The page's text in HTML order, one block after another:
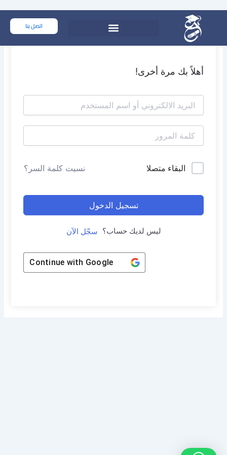
المحتوى
اتصل بنا
أهلاً بك مرة أخرى!
البقاء متصلا نسيت كلمة السر؟
تسجيل الدخول
ليس لديك حساب؟ سجّل الآن
Continue with Google